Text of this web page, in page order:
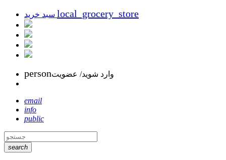
local_grocery_store
personوارد شوید/ عضویت
email
info
public
search